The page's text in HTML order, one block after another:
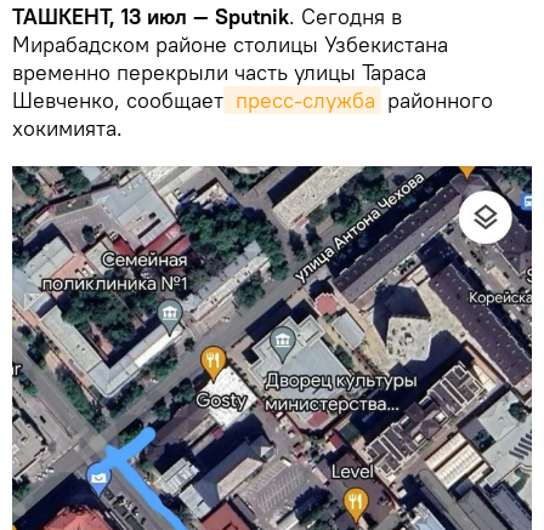
ТАШКЕНТ, 13 июл — Sputnik. Сегодня в
Мирабадском районе столицы Узбекистана
временно перекрыли часть улицы Тараса
Шевченко, сообщает пресс-служба районного
хокимията.